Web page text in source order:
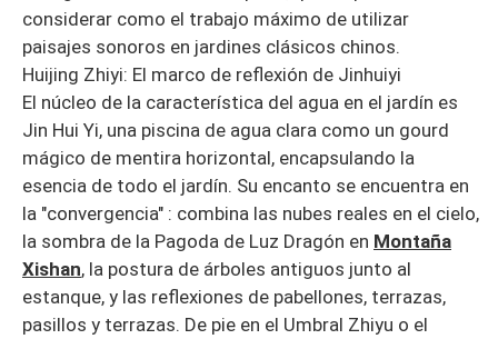
considerar como el trabajo máximo de utilizar
paisajes sonoros en jardines clásicos chinos.
Huijing Zhiyi: El marco de reflexión de Jinhuiyi
El núcleo de la característica del agua en el jardín es
Jin Hui Yi, una piscina de agua clara como un gourd
mágico de mentira horizontal, encapsulando la
esencia de todo el jardín. Su encanto se encuentra en
la "convergencia" : combina las nubes reales en el cielo,
la sombra de la Pagoda de Luz Dragón en Montaña
Xishan, la postura de árboles antiguos junto al
estanque, y las reflexiones de pabellones, terrazas,
pasillos y terrazas. De pie en el Umbral Zhiyu o el